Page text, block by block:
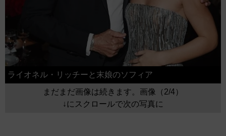
ライオネル・リッチーと末娘のソフィア
まだまだ画像は続きます。画像（2/4）
↓にスクロールで次の写真に